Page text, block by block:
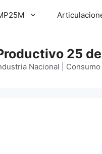
25
Nacional |